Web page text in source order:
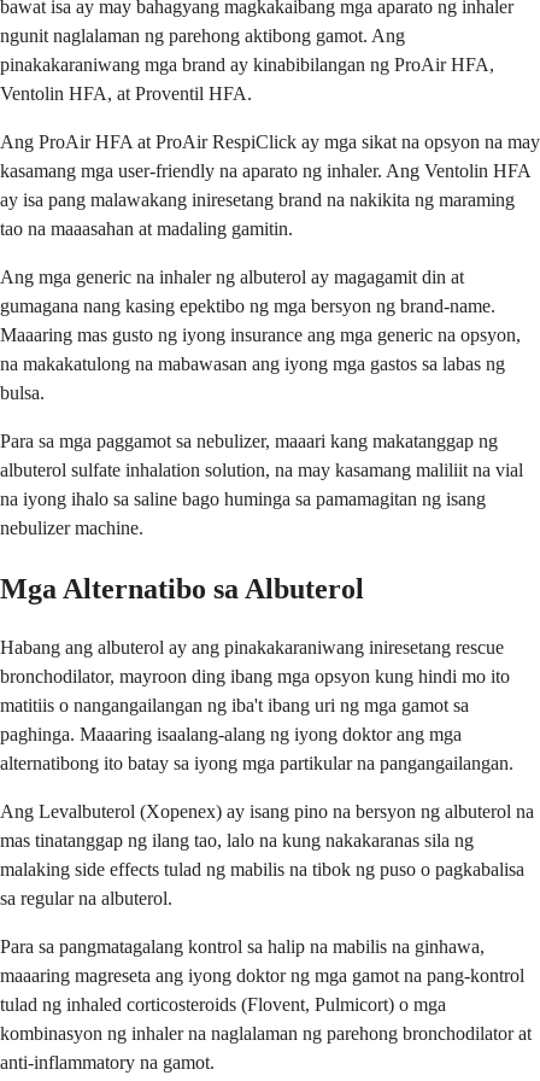
bawat isa ay may bahagyang magkakaibang mga aparato ng inhaler
ngunit naglalaman ng parehong aktibong gamot. Ang
pinakakaraniwang mga brand ay kinabibilangan ng ProAir HFA,
Ventolin HFA, at Proventil HFA.
Ang ProAir HFA at ProAir RespiClick ay mga sikat na opsyon na may
kasamang mga user-friendly na aparato ng inhaler. Ang Ventolin HFA
ay isa pang malawakang iniresetang brand na nakikita ng maraming
tao na maaasahan at madaling gamitin.
Ang mga generic na inhaler ng albuterol ay magagamit din at
gumagana nang kasing epektibo ng mga bersyon ng brand-name.
Maaaring mas gusto ng iyong insurance ang mga generic na opsyon,
na makakatulong na mabawasan ang iyong mga gastos sa labas ng
bulsa.
Para sa mga paggamot sa nebulizer, maaari kang makatanggap ng
albuterol sulfate inhalation solution, na may kasamang maliliit na vial
na iyong ihalo sa saline bago huminga sa pamamagitan ng isang
nebulizer machine.
Mga Alternatibo sa Albuterol
Habang ang albuterol ay ang pinakakaraniwang iniresetang rescue
bronchodilator, mayroon ding ibang mga opsyon kung hindi mo ito
matitiis o nangangailangan ng iba't ibang uri ng mga gamot sa
paghinga. Maaaring isaalang-alang ng iyong doktor ang mga
alternatibong ito batay sa iyong mga partikular na pangangailangan.
Ang Levalbuterol (Xopenex) ay isang pino na bersyon ng albuterol na
mas tinatanggap ng ilang tao, lalo na kung nakakaranas sila ng
malaking side effects tulad ng mabilis na tibok ng puso o pagkabalisa
sa regular na albuterol.
Para sa pangmatagalang kontrol sa halip na mabilis na ginhawa,
maaaring magreseta ang iyong doktor ng mga gamot na pang-kontrol
tulad ng inhaled corticosteroids (Flovent, Pulmicort) o mga
kombinasyon ng inhaler na naglalaman ng parehong bronchodilator at
anti-inflammatory na gamot.